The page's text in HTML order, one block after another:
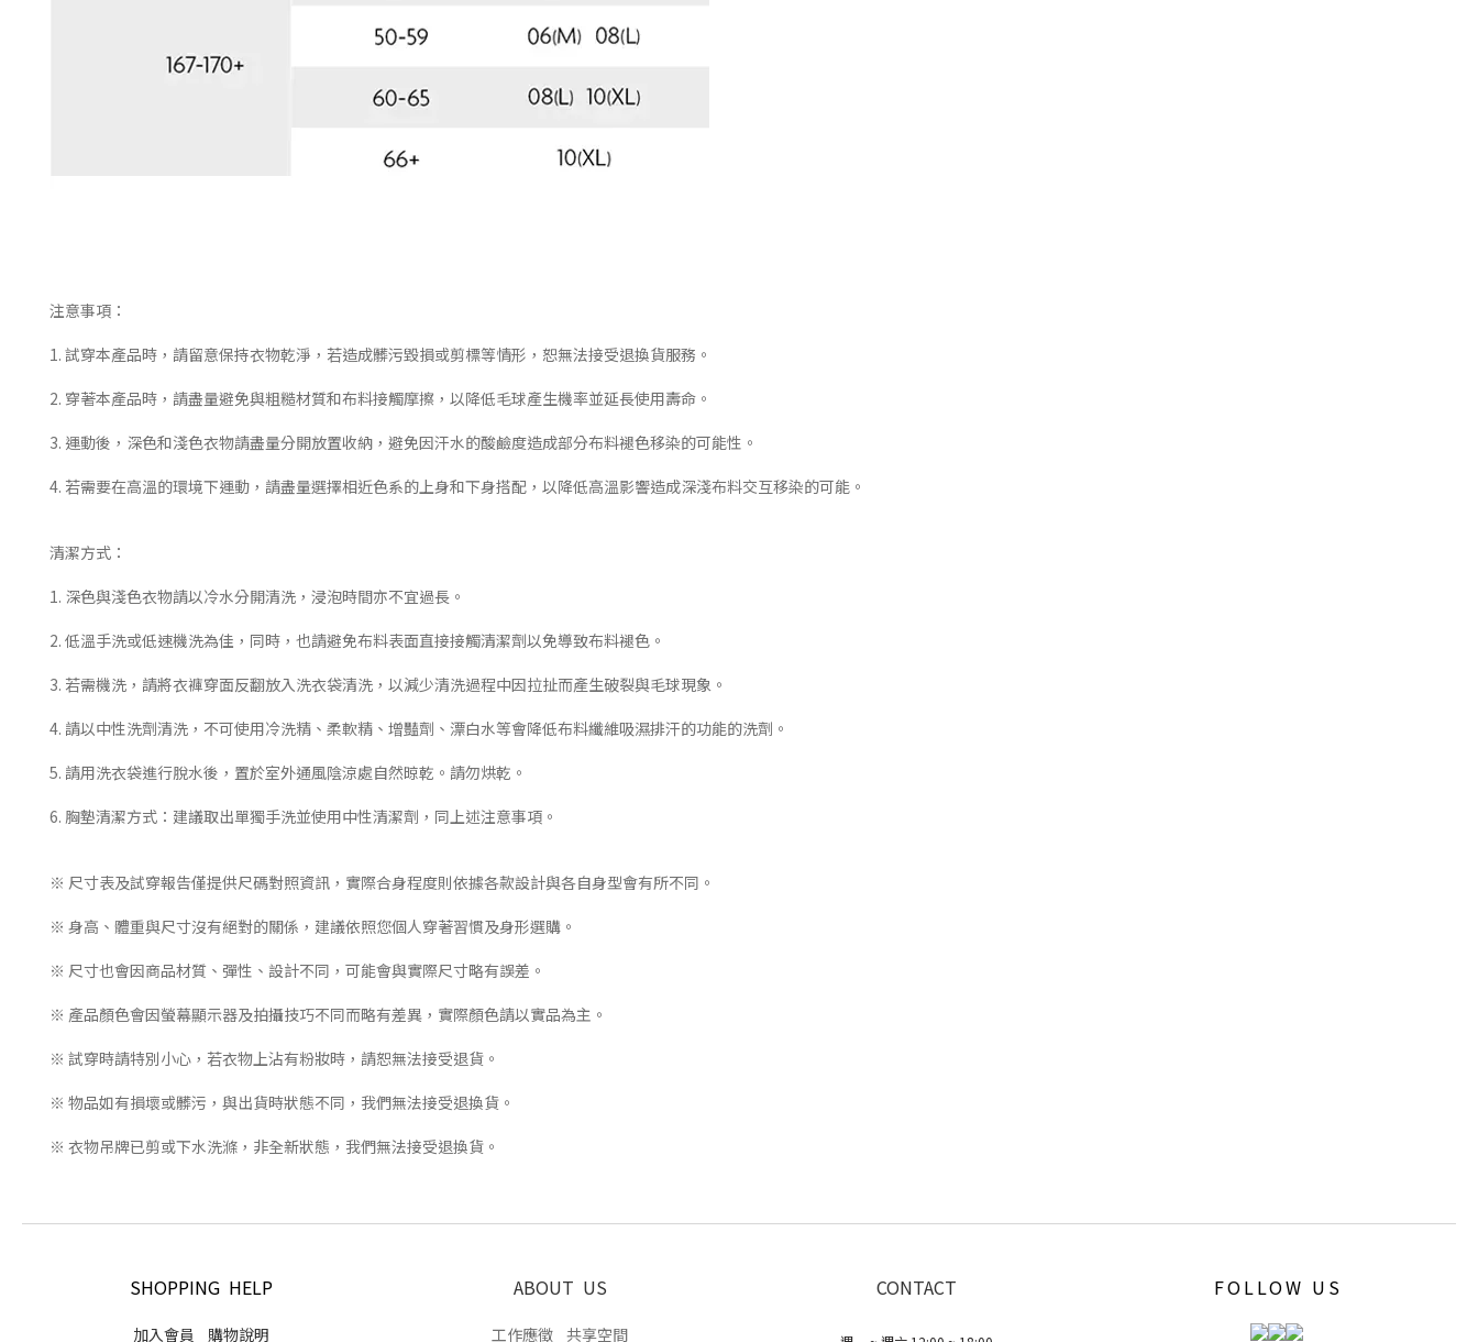
注意事項：
1. 試穿本產品時，請留意保持衣物乾淨，若造成髒污毀損或剪標等情形，恕無法接受退換貨服務。
2. 穿著本產品時，請盡量避免與粗糙材質和布料接觸摩擦，以降低毛球產生機率並延長使用壽命。
3. 運動後，深色和淺色衣物請盡量分開放置收納，避免因汗水的酸鹼度造成部分布料褪色移染的可能性。
4. 若需要在高溫的環境下運動，請盡量選擇相近色系的上身和下身搭配，以降低高溫影響造成深淺布料交互移染的可能。
清潔方式：
1. 深色與淺色衣物請以冷水分開清洗，浸泡時間亦不宜過長。
2. 低溫手洗或低速機洗為佳，同時，也請避免布料表面直接接觸清潔劑以免導致布料褪色。
3. 若需機洗，請將衣褲穿面反翻放入洗衣袋清洗，以減少清洗過程中因拉扯而產生破裂與毛球現象。
4. 請以中性洗劑清洗，不可使用冷洗精、柔軟精、增豔劑、漂白水等會降低布料纖維吸濕排汗的功能的洗劑。
5. 請用洗衣袋進行脫水後，置於室外通風陰涼處自然晾乾。請勿烘乾。
6. 胸墊清潔方式：建議取出單獨手洗並使用中性清潔劑，同上述注意事項。
※ 尺寸表及試穿報告僅提供尺碼對照資訊，實際合身程度則依據各款設計與各自身型會有所不同。
※ 身高、體重與尺寸沒有絕對的關係，建議依照您個人穿著習慣及身形選購。
※ 尺寸也會因商品材質、彈性、設計不同，可能會與實際尺寸略有誤差。
※ 產品顏色會因螢幕顯示器及拍攝技巧不同而略有差異，實際顏色請以實品為主。
※ 試穿時請特別小心，若衣物上沾有粉妝時，請恕無法接受退貨。
※ 物品如有損壞或髒污，與出貨時狀態不同，我們無法接受退換貨。
※ 衣物吊牌已剪或下水洗滌，非全新狀態，我們無法接受退換貨。
SHOPPING HELP
加入會員 購物說明
ABOUT US
工作應徵 共享空間
CONTACT FOLLOW US